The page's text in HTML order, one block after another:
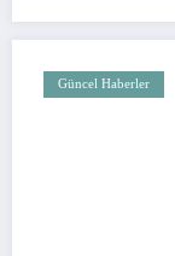
Güncel Haberler